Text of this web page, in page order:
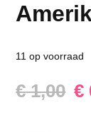
11 op voorraad
€1,00 €
Huidige